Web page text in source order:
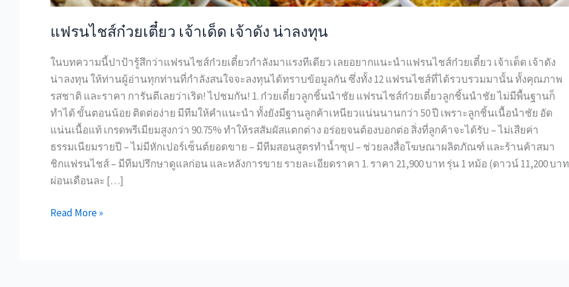
แฟรนไชส์ก๋วยเตี๋ยว เจ้าเด็ด เจ้าดัง น่าลงทุน
ในบทความนี้ปาป้ารู้สึกว่าแฟรนไชส์ก๋วยเตี๋ยวกำลังมาแรงทีเดียว เลยอยากแนะนำแฟรนไชส์ก๋วยเตี๋ยว เจ้าเด็ด เจ้าดัง
น่าลงทุน ให้ท่านผู้อ่านทุกท่านที่กำลังสนใจจะลงทุนได้ทราบข้อมูลกัน ซึ่งทั้ง 12 แฟรนไชส์ที่ได้รวบรวมมานั้น ทั้งคุณภาพ
รสชาติ และราคา การันตีเลยว่าเริด! ไปชมกัน! 1. ก๋วยเตี๋ยวลูกชิ้นนำชัย แฟรนไชส์ก๋วยเตี๋ยวลูกชิ้นนำชัย ไม่มีพื้นฐานก็
ทำได้ ขั้นตอนน้อย ติดต่อง่าย มีทีมให้คำแนะนำ ทั้งยังมีฐานลูกค้าเหนียวแน่นนานกว่า 50 ปี เพราะลูกชิ้นเนื้อนำชัย อัด
แน่นเนื้อแท้ เกรดพรีเมียมสูงกว่า 90.75% ทำให้รสสัมผัสแตกต่าง อร่อยจนต้องบอกต่อ สิ่งที่ลูกค้าจะได้รับ – ไม่เสียค่า
ธรรมเนียมรายปี – ไม่มีหักเปอร์เซ็นต์ยอดขาย – มีทีมสอนสูตรทำน้ำซุป – ช่วยลงสื่อโฆษณาผลิตภัณฑ์ และร้านค้าสมา
ชิกแฟรนไชส์ – มีทีมปรึกษาดูแลก่อน และหลังการขาย รายละเอียดราคา 1. ราคา 21,900 บาท รุ่น 1 หม้อ (ดาวน์ 11,200 บาท
ผ่อนเดือนละ […]
Read More »